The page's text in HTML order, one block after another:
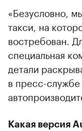
«Безусловно,
такси, на
востребован.
специальная
детали
в пресс-
Какая версия